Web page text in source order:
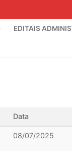
EDITAIS
Data
08/07/2025